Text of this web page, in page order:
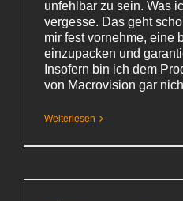
unfehlbar zu sein. Was
vergesse. Das geht
mir fest vornehme, eine
einzupacken und
Insofern bin ich dem
von Macrovision gar
Weiterlesen